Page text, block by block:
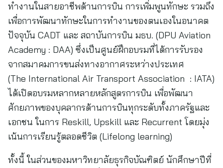
ทำงานในสายอาชีพด้านการบิน การเพิ่มพูนทักษะ รวมถึง
เพื่อการพัฒนาทักษะในการทำงานของตนเองในอนาคต
ปัจจุบัน CADT และ สถาบันการบิน มธบ. (DPU Aviation
Academy : DAA) ซึ่งเป็นศูนย์ฝึกอบรมที่ได้การรับรอง
จากสมาคมการขนส่งทางอากาศระหว่างประเทศ
(The International Air Transport Association : IATA)
ได้เปิดอบรมหลากหลายหลักสูตรการบิน เพื่อพัฒนา
ศักยภาพของบุคลากรด้านการบินทุกระดับทั้งภาครัฐและ
เอกชน ในการ Reskill, Upskill และ Recurrent โดยมุ่ง
เน้นการเรียนรู้ตลอดชีวิต (Lifelong learning)
ทั้งนี้ ในส่วนของมหาวิทยาลัยธุรกิจบัณฑิตย์ นักศึกษาปีที่